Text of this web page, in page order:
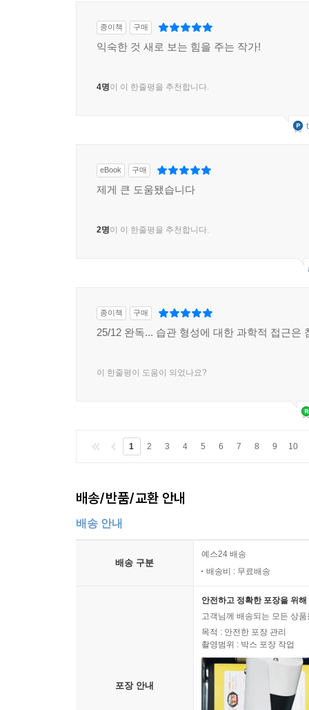
종이책 구매
익숙한 것 새로 보는 힘을 주는 작가!
4명이 이 한줄평을 추천합니다.
eBook 구매
제게 큰 도움됐습니다
2명이 이 한줄평을 추천합니다.
종이책 구매
25/12 완독... 습관 형성에 대한 과학적 접근은
이 한줄평이 도움이 되었나요?
1 2 3 4 5 6 7 8 9 10
배송/반품/교환 안내
배송 안내
배송 구분
예스24 배송
배송비 : 무료배송
포장 안내
안전하고 정확한 포장을 위
고객님께 배송되는 모든 상
목적 : 안전한 포장 관리
촬영범위 : 박스 포장 작업